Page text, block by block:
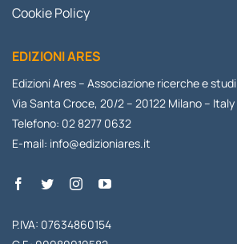
Cookie Policy
EDIZIONI ARES
Edizioni Ares – Associazione ricerche e studi
Via Santa Croce, 20/2 – 20122 Milano – Italy
Telefono: 02 8277 0632
E-mail: info@edizioniares.it
P.IVA: 07634860154